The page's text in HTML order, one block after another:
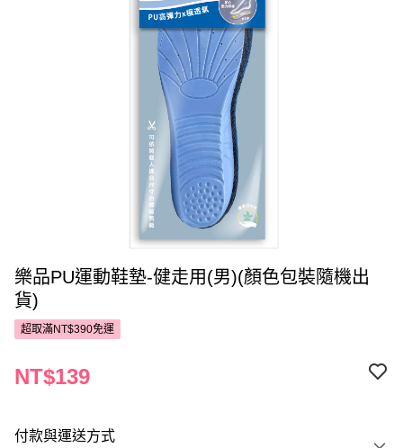
樂品PU運動鞋墊-健走用(男)(顏色包裝隨機出
貨)
超取滿NT$390免運
NT$139
付款與運送方式